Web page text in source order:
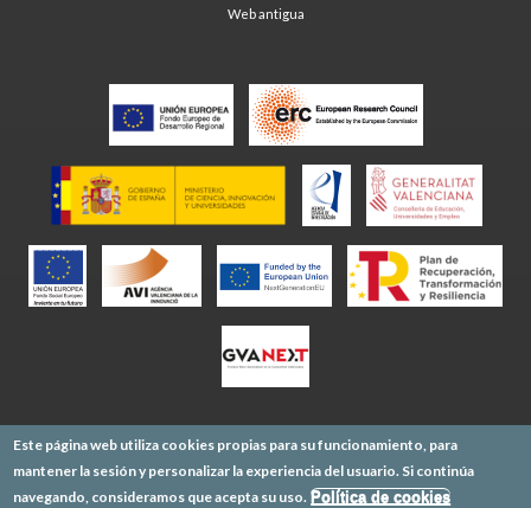
Web antigua
Este página web utiliza cookies propias para su funcionamiento, para
mantener la sesión y personalizar la experiencia del usuario. Si continúa
navegando, consideramos que acepta su uso. Política de cookies